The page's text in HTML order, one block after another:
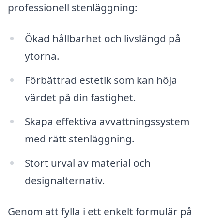
professionell stenläggning:
Ökad hållbarhet och livslängd på
ytorna.
Förbättrad estetik som kan höja
värdet på din fastighet.
Skapa effektiva avvattningssystem
med rätt stenläggning.
Stort urval av material och
designalternativ.
Genom att fylla i ett enkelt formulär på